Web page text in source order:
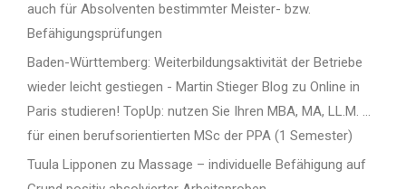
auch für Absolventen bestimmter Meister- bzw.
Befähigungsprüfungen
Baden-Württemberg: Weiterbildungsaktivität der Betriebe
wieder leicht gestiegen - Martin Stieger Blog zu Online in
Paris studieren! TopUp: nutzen Sie Ihren MBA, MA, LL.M. …
für einen berufsorientierten MSc der PPA (1 Semester)
Tuula Lipponen zu Massage – individuelle Befähigung auf